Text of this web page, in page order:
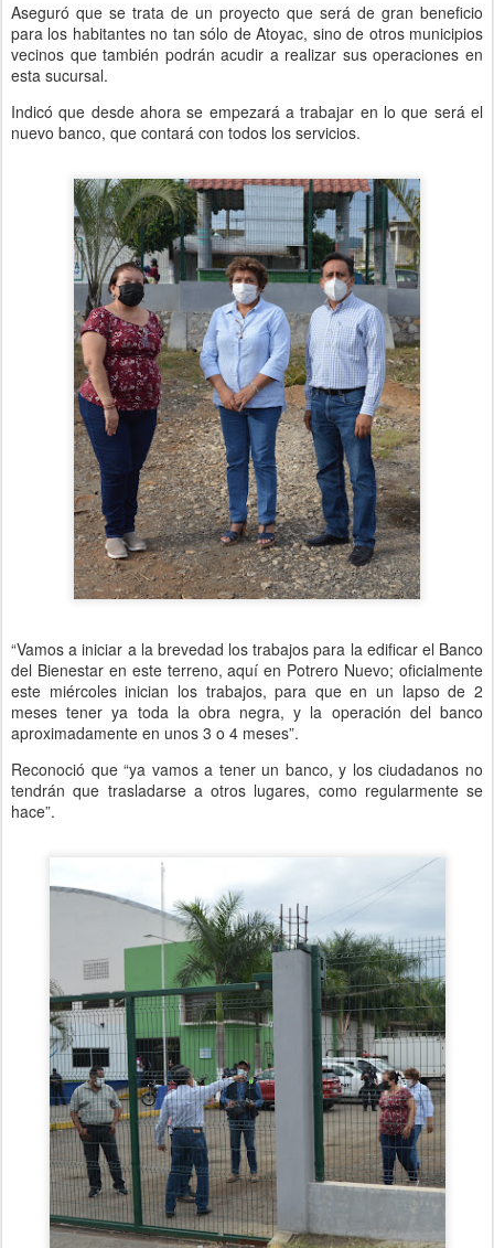
Aseguró que se trata de un proyecto que será de gran beneficio
para los habitantes no tan sólo de Atoyac, sino de otros municipios
vecinos que también podrán acudir a realizar sus operaciones en
esta sucursal.
Indicó que desde ahora se empezará a trabajar en lo que será el
nuevo banco, que contará con todos los servicios.
“Vamos a iniciar a la brevedad los trabajos para la edificar el Banco
del Bienestar en este terreno, aquí en Potrero Nuevo; oficialmente
este miércoles inician los trabajos, para que en un lapso de 2
meses tener ya toda la obra negra, y la operación del banco
aproximadamente en unos 3 o 4 meses”.
Reconoció que “ya vamos a tener un banco, y los ciudadanos no
tendrán que trasladarse a otros lugares, como regularmente se
hace”.